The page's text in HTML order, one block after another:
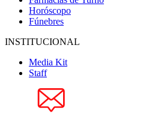
Horóscopo
Fúnebres
INSTITUCIONAL
Media Kit
Staff